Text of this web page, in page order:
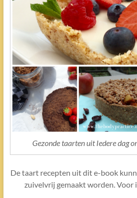
Gezonde taarten uit Iedere dag
De taart recepten uit dit e-book
zuivelvrij gemaakt worden. Voor